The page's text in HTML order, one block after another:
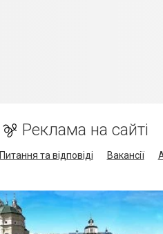
Реклама на сайті
Питання та відповіді Вакансії